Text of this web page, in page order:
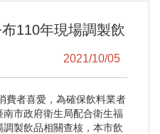
110年現場調製飲
2021/10/05
者喜愛，為確保飲料業者
市政府衛生局配合衛生福
製飲品相關查核，本市飲